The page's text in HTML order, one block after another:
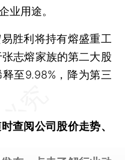
业用途。
胜利将持有熔盛重工
志熔家族的第二大股
至9.98%，降为第三
时查阅公司股价走势、